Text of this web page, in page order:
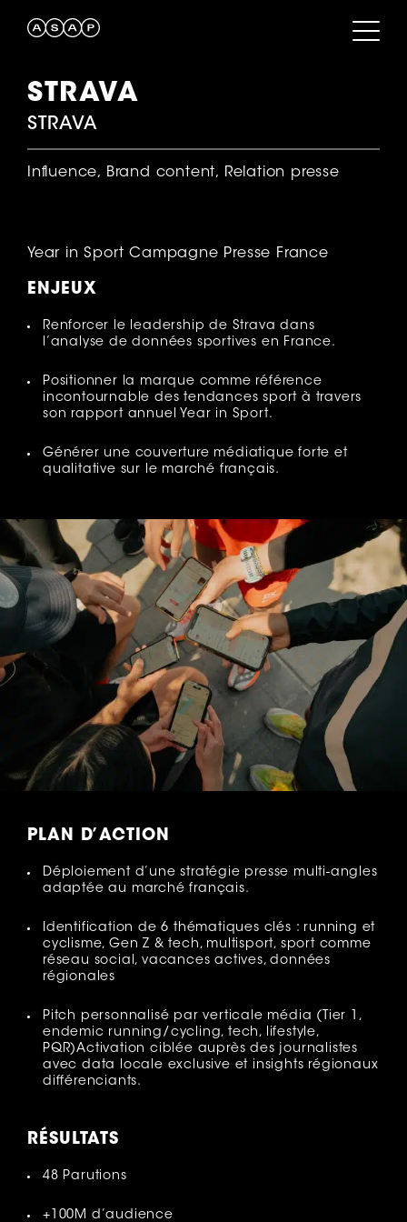
STRAVA
STRAVA
Influence, Brand content, Relation presse
Year in Sport Campagne Presse France
ENJEUX
Renforcer le leadership de Strava dans
l’analyse de données sportives en France.
Positionner la marque comme référence
incontournable des tendances sport à travers
son rapport annuel Year in Sport.
Générer une couverture médiatique forte et
qualitative sur le marché français.
PLAN D’ACTION
Déploiement d’une stratégie presse multi-angles
adaptée au marché français.
Identification de 6 thématiques clés : running et
cyclisme, Gen Z & tech, multisport, sport comme
réseau social, vacances actives, données
régionales
Pitch personnalisé par verticale média (Tier 1,
endemic running/cycling, tech, lifestyle,
PQR)Activation ciblée auprès des journalistes
avec data locale exclusive et insights régionaux
différenciants.
RÉSULTATS
48 Parutions
+100M d’audience